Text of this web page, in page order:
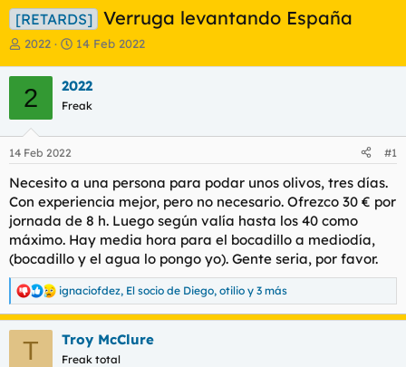
[RETARDS] Verruga levantando España
I
i
c
i
a
d
o
d
e
l
t
e
a
2022
F
h
a
e
i
c
i
o
14 Feb 2022
2 2022
Freak
14 Feb 2022 #1
Necesito a una persona para podar unos olivos, tres días.
Con experiencia mejor, pero no necesario. Ofrezco 30 € por
jornada de 8 h. Luego según valía hasta los 40 como
máximo. Hay media hora para el bocadillo a mediodía,
(bocadillo y el agua lo pongo yo). Gente seria, por favor.
R
e
a
ignaciofdez, El socio de Diego, otilio y 3 más
T Troy McClure
Freak total